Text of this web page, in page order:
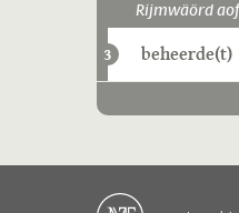
Rijmwäörd
3 beheerde(t)